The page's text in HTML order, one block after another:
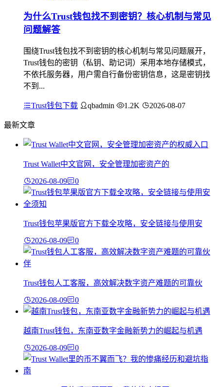
为什么Trust钱包找不到密钥？核心机制与常见
问题解答
围绕Trust钱包找不到密钥的核心机制与常见问题展开，
Trust钱包的密钥（私钥、助记词）采用本地存储模式，
不依托服务器，用户需自行备份密钥信息，这是密钥找
不到...
Trust钱包下载 qbadmin 1.2K 2026-08-07
最新文章
Trust Wallet中文官网，安全管理加密资产的
2026-08-09 0
Trust钱包苹果版官方下载全攻略，安全链接与使用安
2026-08-09 0
Trust钱包人工客服，高效解决数字资产难题的可靠伙
2026-08-09 0
越南Trust钱包，东南亚数字金融新势力的崛起与机遇
2026-08-09 0